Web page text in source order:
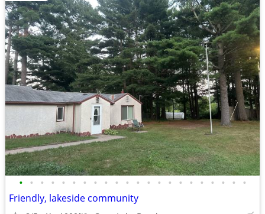
• • • • • • • • • • • • • • • • • • • • • •
Friendly, lakeside community